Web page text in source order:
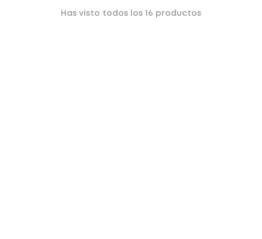
Has visto todos los 16 productos